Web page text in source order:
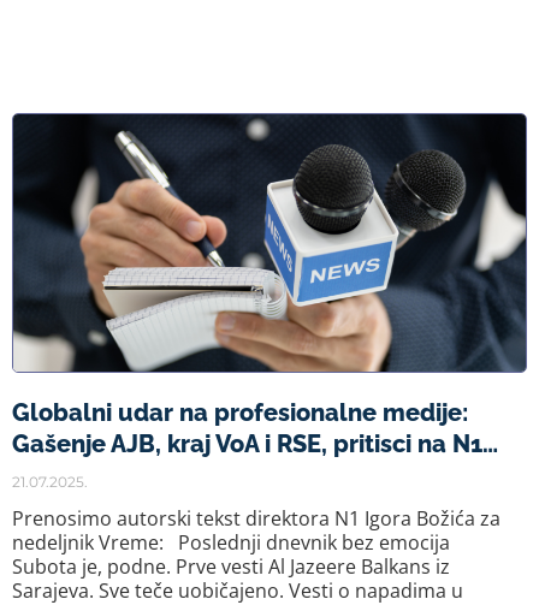
Globalni udar na profesionalne medije:
Gašenje AJB, kraj VoA i RSE, pritisci na N1…
21.07.2025.
Prenosimo autorski tekst direktora N1 Igora Božića za
nedeljnik Vreme: Poslednji dnevnik bez emocija
Subota je, podne. Prve vesti Al Jazeere Balkans iz
Sarajeva. Sve teče uobičajeno. Vesti o napadima u